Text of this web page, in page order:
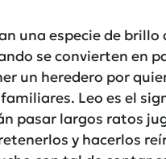
una especie de
se convierten en
un heredero por
Leo es el
pasar largos ratos
y hacerlos